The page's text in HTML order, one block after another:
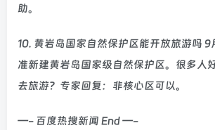
助。
10. 黄岩岛国家自然保护区能开放旅游吗 9
准新建黄岩岛国家级自然保护区。很多人
去旅游？专家回复：非核心区可以。
—- 百度热搜新闻 End —-